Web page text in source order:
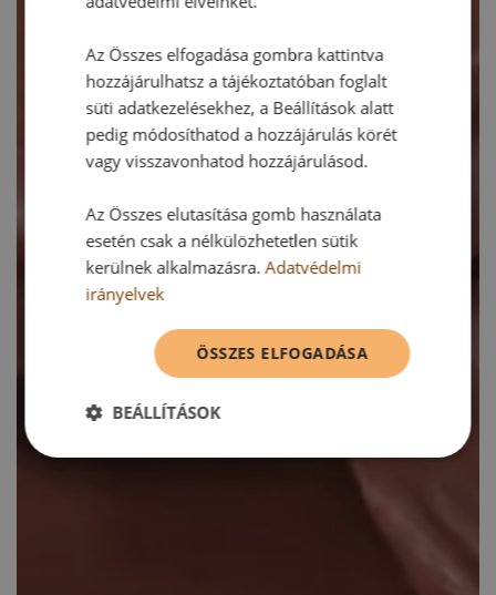
Az Összes elfogadása gombra kattintva
hozzájárulhatsz a tájékoztatóban foglalt
süti adatkezelésekhez, a Beállítások alatt
pedig módosíthatod a hozzájárulás körét
vagy visszavonhatod hozzájárulásod.
Az Összes elutasítása gomb használata
esetén csak a nélkülözhetetlen sütik
kerülnek alkalmazásra.Adatvédelmi
irányelvek
ÖSSZES ELFOGADÁSA
BEÁLLÍTÁSOK